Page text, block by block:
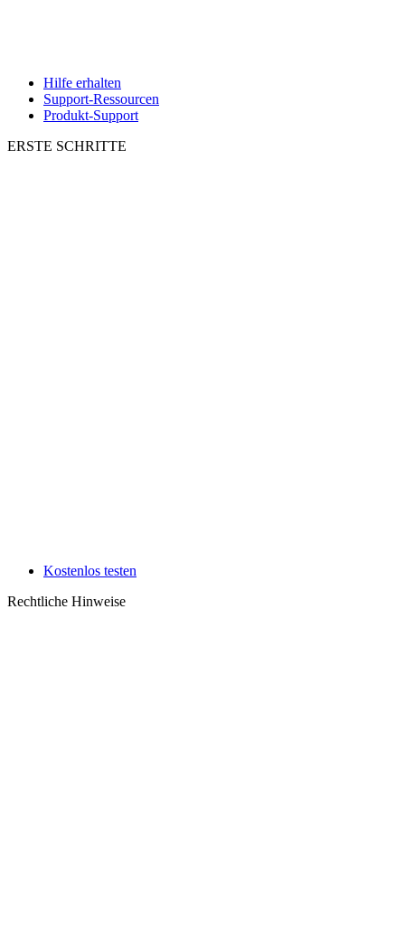
Hilfe erhalten
Support-Ressourcen
Produkt-Support
ERSTE SCHRITTE
Kostenlos testen
Rechtliche Hinweise